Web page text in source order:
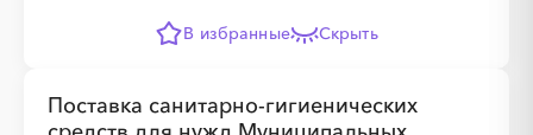
В избранные Скрыть
Поставка санитарно-гигиенических